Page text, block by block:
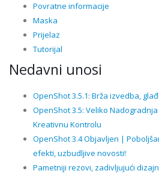
Povratne informacije
Maska
Prijelaz
Tutorijal
Nedavni unosi
OpenShot 3.5.1: Brža izvedba,
OpenShot 3.5: Veliko
Kreativnu Kontrolu
OpenShot 3.4 Objavljen |
efekti, uzbudljive novosti!
Pametniji rezovi, zadivljujući